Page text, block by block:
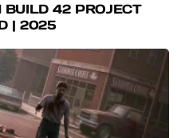
42 PROJECT
| 2025